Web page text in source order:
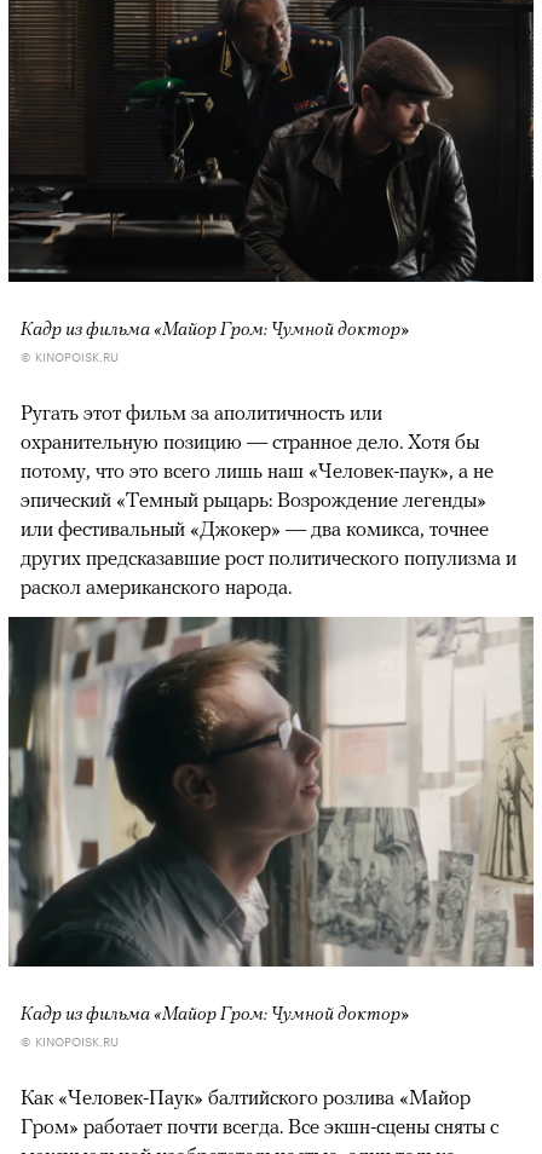
Кадр из фильма «Майор Гром: Чумной доктор»
© KINOPOISK.RU
Ругать этот фильм за аполитичность или
охранительную позицию — странное дело. Хотя бы
потому, что это всего лишь наш «Человек-паук», а не
эпический «Темный рыцарь: Возрождение легенды»
или фестивальный «Джокер» — два комикса, точнее
других предсказавшие рост политического популизма и
раскол американского народа.
Кадр из фильма «Майор Гром: Чумной доктор»
© KINOPOISK.RU
Как «Человек-Паук» балтийского розлива «Майор
Гром» работает почти всегда. Все экшн-сцены сняты с